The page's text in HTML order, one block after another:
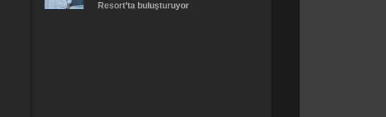
Resort’ta buluşturuyor